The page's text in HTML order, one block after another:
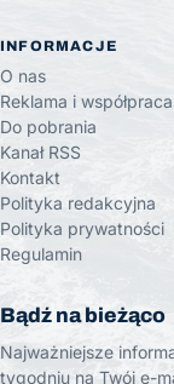
INFORMACJE
O nas
Reklama i współpraca
Do pobrania
Kanał RSS
Kontakt
Polityka redakcyjna
Polityka prywatności
Regulamin
Bądź na bieżąco
Najważniejsze
tygodniu na Twój e-